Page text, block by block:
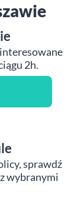
2h.
sprawdź
wybranymi